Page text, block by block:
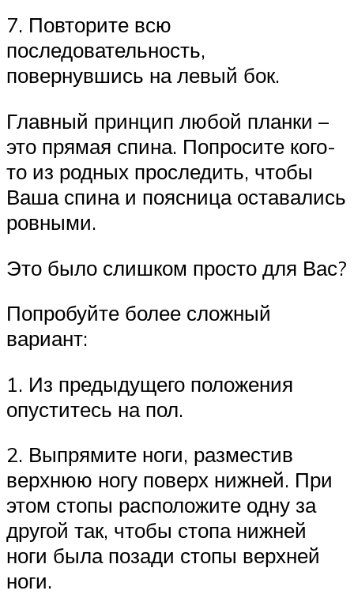
7. Повторите всю
последовательность,
повернувшись на левый бок.
Главный принцип любой планки –
это прямая спина. Попросите кого-
то из родных проследить, чтобы
Ваша спина и поясница оставались
ровными.
Это было слишком просто для Вас?
Попробуйте более сложный
вариант:
1. Из предыдущего положения
опуститесь на пол.
2. Выпрямите ноги, разместив
верхнюю ногу поверх нижней. При
этом стопы расположите одну за
другой так, чтобы стопа нижней
ноги была позади стопы верхней
ноги.